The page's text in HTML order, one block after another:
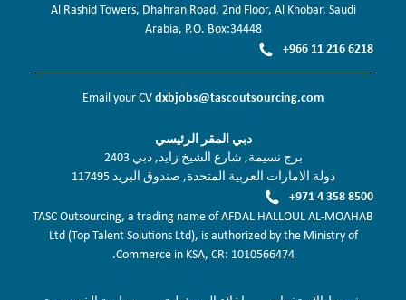
Al Rashid Towers, Dhahran Road, 2nd Floor, Al Khobar, Saudi
Arabia, P.O. Box:34448
+966 11 216 6218
Email your CVdxbjobs@tascoutsourcing.com
دبي المقر الرئيسي
برج نسيمة, شارع الشيخ زايد, دبي 2403
دولة الامارات العربية المتحدة, صندوق البريد 117495
+971 4 358 8500
TASC Outsourcing, a trading name of AFDAL HALLOUL AL-MOAHAB
Ltd (Top Talent Solutions Ltd), is authorized by the Ministry of
Commerce in KSA, CR: 1010566474.